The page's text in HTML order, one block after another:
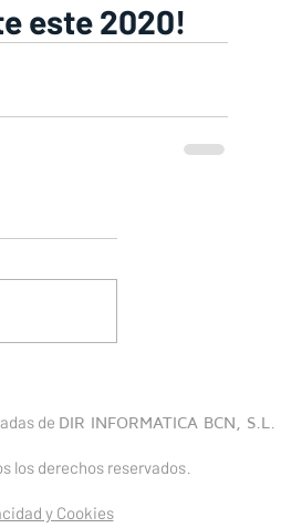
este 2020!
de DIR INFORMATICA BCN, S.L.
los derechos reservados.
y Cookies